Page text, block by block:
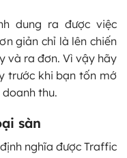
dung ra được việc
giản chỉ là lên chiến
và ra đơn. Vì vậy hãy
trước khi bạn tốn mớ
thu.
sàn
nghĩa được Traffic